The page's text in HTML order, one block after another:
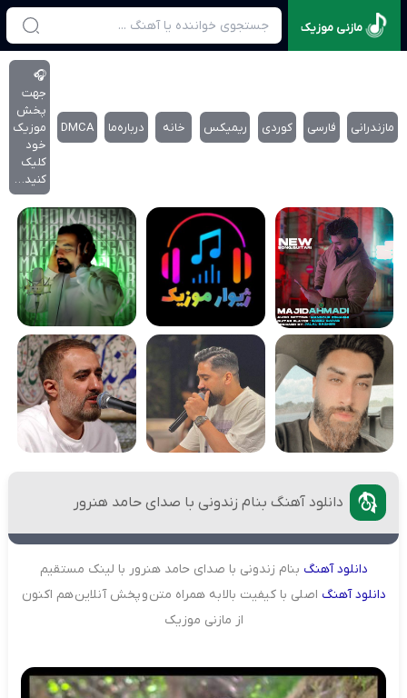
مازنی موزیک
مازندرانی فارسی کوردی ریمیکس خانه درباره‌‌ما DMCA
🎧
جهت
پخش
موزیک
خود
کلیک
کنید…
دانلود آهنگ بنام زندونی با صدای حامد هنرور
دانلودآهنگ بنام زندونی با صدای حامد هنرور با لینک مستقیم
دانلودآهنگ اصلی با کیفیت بالا به همراه متن و پخش آنلاین هم اکنون
از مازنی موزیک